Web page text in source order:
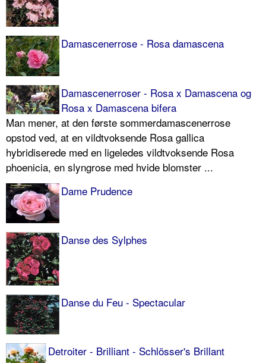
Damascenerrose - Rosa damascena
Damascenerroser - Rosa x Damascena og
Rosa x Damascena bifera
Man mener, at den første sommerdamascenerrose
opstod ved, at en vildtvoksende Rosa gallica
hybridiserede med en ligeledes vildtvoksende Rosa
phoenicia, en slyngrose med hvide blomster ...
Dame Prudence
Danse des Sylphes
Danse du Feu - Spectacular
Detroiter - Brilliant - Schlösser's Brillant